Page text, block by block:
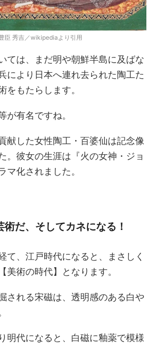
臣 秀吉／wikipediaより引用
ては、まだ明や朝鮮半島に及ばな
により日本へ連れ去られた陶工た
をもたらします。
が有名ですね。
献した女性陶工・百婆仙は記念像
。彼女の生涯は『火の女神・ジョ
マ化されました。
術だ、そしてカネになる！
て、江戸時代になると、まさしく
美術の時代】となります。
される宋磁は、透明感のある白や
明代になると、白磁に釉薬で模様